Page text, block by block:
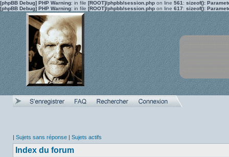
[phpBB Debug] PHP Warning: in file [ROOT]/phpbb/session.php on line 561 : sizeof():
[phpBB Debug] PHP Warning: in file [ROOT]/phpbb/session.php on line 617: sizeof():
| Sujets sans réponse | Sujets actifs
Index du forum